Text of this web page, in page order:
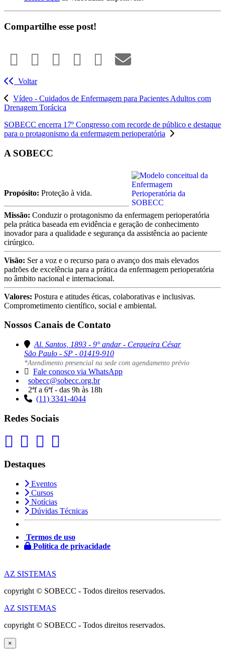
Compartilhe esse post!
Voltar
Vídeo - Cuidados de Enfermagem para Pacientes Adultos com
Drenagem Torácica
SOBECC encerra 17º Congresso com recorde de público e destaque
para o protagonismo da enfermagem perioperatória
A SOBECC
Propósito: Proteção à vida.
Missão: Conduzir o protagonismo da enfermagem perioperatória
pela prática baseada em evidência e geração de conhecimento
inovador para a qualidade e segurança da assistência ao paciente
cirúrgico.
Visão: Ser a voz e o recurso para o avanço dos mais elevados
padrões de excelência para a prática da enfermagem perioperatória
no âmbito nacional e internacional.
Valores: Postura e atitudes éticas, colaborativas e inclusivas.
Comprometimento científico, social e ambiental.
Nossos Canais de Contato
Al. Santos, 1893 - 9° andar - Cerqueira César
São Paulo - SP - 01419-910
*Atendimento presencial na sede com agendamento prévio
Fale conosco via WhatsApp
sobecc@sobecc.org.br
2ªf a 6ªf - das 9h às 18h
(11) 3341-4044
Redes Sociais
Destaques
Eventos
Cursos
Notícias
Dúvidas Técnicas
Termos de uso
Política de privacidade
AZ SISTEMAS
copyright © SOBECC - Todos direitos reservados.
AZ SISTEMAS
copyright © SOBECC - Todos direitos reservados.
×